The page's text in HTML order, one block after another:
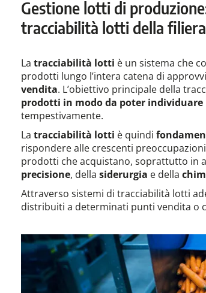
Gestione lotti di
tracciabilità lotti della
La tracciabilità lotti è un sistema che
prodotti lungo l’intera catena di
vendita. L’obiettivo principale della
prodotti in modo da poter
tempestivamente.
La tracciabilità lotti è quindi
rispondere alle crescenti
prodotti che acquistano, soprattutto in
precisione, della siderurgia e della
Attraverso sistemi di tracciabilità lotti
distribuiti a determinati punti vendita o